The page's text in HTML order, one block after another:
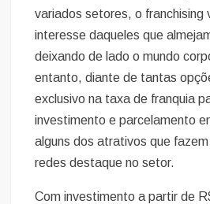
variados setores, o franchising
interesse daqueles que
deixando de lado o mundo
entanto, diante de tantas
exclusivo na taxa de franquia
investimento e parcelamento
alguns dos atrativos que
redes destaque no setor.
Com investimento a partir de